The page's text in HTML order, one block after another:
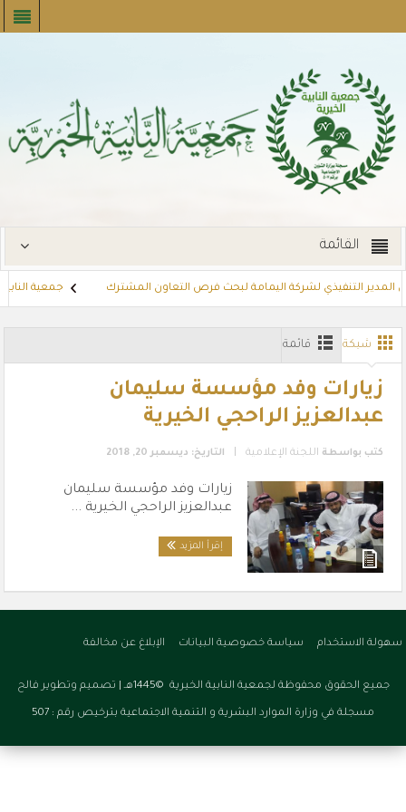
القائمة
المدير التنفيذي لشركة اليمامة لبحث فرص التعاون المشترك جمعية
شبكة قائمة
زيارات وفد مؤسسة سليمان
عبدالعزيز الراحجي الخيرية
كتب بواسطة اللجنة الإعلامية التاريخ: ديسمبر 20, 2018
زيارات وفد مؤسسة سليمان
عبدالعزيز الراحجي الخيرية ...
إقرأ المزيد
سهولة الاستخدام سياسة خصوصية البيانات الإبلاغ عن مخالفة
جميع الحقوق محفوظة لجمعية النابية الخيرية ©1445هـ | تصميم وتطوير فالح
مسجلة في وزارة الموارد البشرية و التنمية الاجتماعية بترخيص رقم : 507